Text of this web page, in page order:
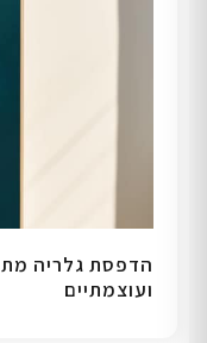
הדפסת גלריה
ועוצמתיים